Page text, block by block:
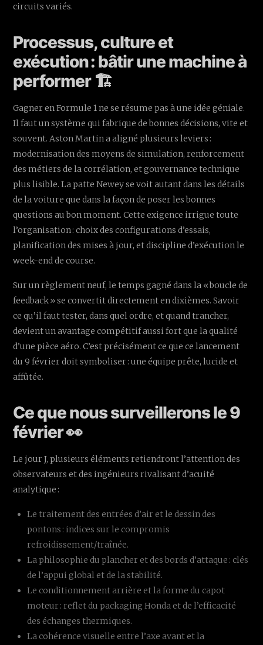
circuits variés.
Processus, culture et
exécution : bâtir une machine à
performer 🏗️
Gagner en Formule 1 ne se résume pas à une idée géniale.
Il faut un système qui fabrique de bonnes décisions, vite et
souvent. Aston Martin a aligné plusieurs leviers :
modernisation des moyens de simulation, renforcement
des métiers de la corrélation, et gouvernance technique
plus lisible. La patte Newey se voit autant dans les détails
de la voiture que dans la façon de poser les bonnes
questions au bon moment. Cette exigence irrigue toute
l’organisation : choix des configurations d’essais,
planification des mises à jour, et discipline d’exécution le
week-end de course.
Sur un règlement neuf, le temps gagné dans la « boucle de
feedback » se convertit directement en dixièmes. Savoir
ce qu’il faut tester, dans quel ordre, et quand trancher,
devient un avantage compétitif aussi fort que la qualité
d’une pièce aéro. C’est précisément ce que ce lancement
du 9 février doit symboliser : une équipe prête, lucide et
affûtée.
Ce que nous surveillerons le 9
février 👀
Le jour J, plusieurs éléments retiendront l’attention des
observateurs et des ingénieurs rivalisant d’acuité
analytique :
Le traitement des entrées d’air et le dessin des
pontons : indices sur le compromis
refroidissement/traînée.
La philosophie du plancher et des bords d’attaque : clés
de l’appui global et de la stabilité.
Le conditionnement arrière et la forme du capot
moteur : reflet du packaging Honda et de l’efficacité
des échanges thermiques.
La cohérence visuelle entre l’axe avant et la